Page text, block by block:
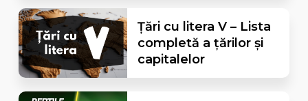
Țări cu litera V – Lista
completă a țărilor și
capitalelor